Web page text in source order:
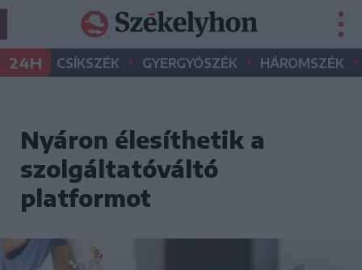
24H CSÍKSZÉK • GYERGYÓSZÉK • HÁROMSZÉK •
Nyáron élesíthetik a
szolgáltatóváltó
platformot